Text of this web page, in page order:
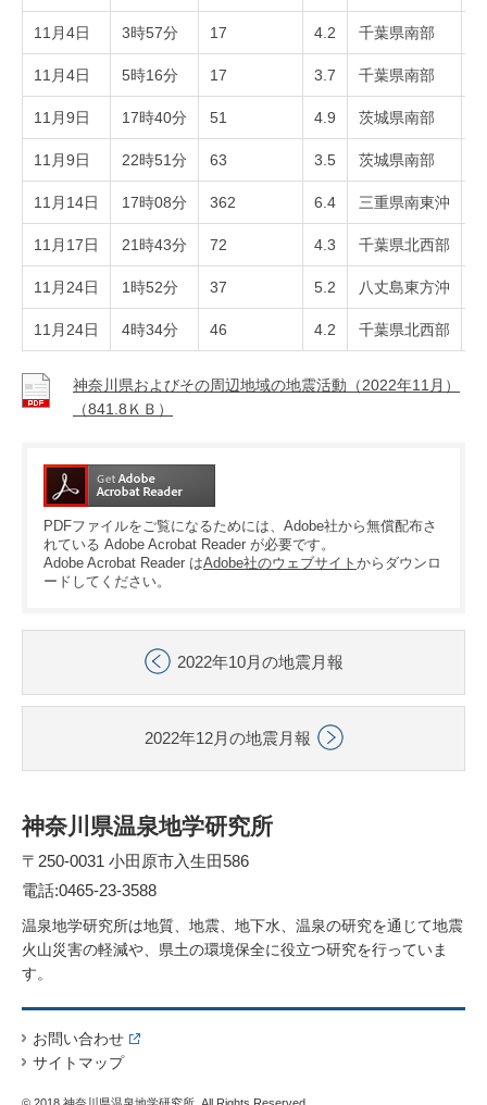
11月4日 3時57分 17 4.2 千葉県南部
11月4日 5時16分 17 3.7 千葉県南部
11月9日 17時40分 51 4.9 茨城県南部
11月9日 22時51分 63 3.5 茨城県南部
11月14日 17時08分 362 6.4 三重県南東沖
11月17日 21時43分 72 4.3 千葉県北西部
11月24日 1時52分 37 5.2 八丈島東方沖
11月24日 4時34分 46 4.2 千葉県北西部
神奈川県およびその周辺地域の地震活動（2022年11月）
（841.8ＫＢ）
PDFファイルをご覧になるためには、Adobe社から無償配布さ
れている Adobe Acrobat Reader が必要です。
Adobe Acrobat Reader はAdobe社のウェブサイト からダウンロ
ードしてください。
2022年10月の地震月報
2022年12月の地震月報
神奈川県温泉地学研究所
〒250-0031 小田原市入生田586
電話:0465-23-3588
温泉地学研究所は地質、地震、地下水、温泉の研究を通じて地震
火山災害の軽減や、県土の環境保全に役立つ研究を行っていま
す。
お問い合わせ
サイトマップ